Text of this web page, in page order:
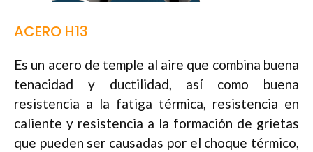
ACERO H13
Es un acero de temple al aire que combina buena
tenacidad y ductilidad, así como buena
resistencia a la fatiga térmica, resistencia en
caliente y resistencia a la formación de grietas
que pueden ser causadas por el choque térmico,